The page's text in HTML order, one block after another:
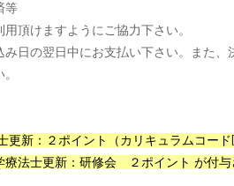
等
頂けますようにご協力下さい。
日の翌日中にお支払い下さい。また、
更新：２ポイント（カリキュラムコ
療法士更新：研修会 ２ポイント が付与